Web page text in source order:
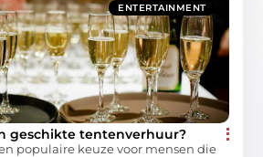
ENTERTAINMENT
geschikte tentenverhuur?
populaire keuze voor mensen die